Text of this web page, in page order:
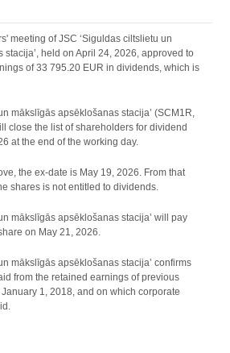
meeting of JSC ‘Siguldas ciltslietu un
held on April 24, 2026, approved to
of 33 795.20 EUR in dividends, which is
mākslīgās apsēklošanas stacija’ (SCM1R,
close the list of shareholders for dividend
at the end of the working day.
the ex-date is May 19, 2026. From that
shares is not entitled to dividends.
mākslīgās apsēklošanas stacija’ will pay
on May 21, 2026.
mākslīgās apsēklošanas stacija’ confirms
from the retained earnings of previous
1, 2018, and on which corporate